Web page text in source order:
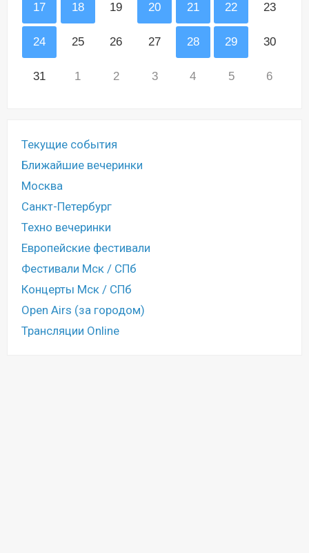
17 18 19 20 21 22 23
24 25 26 27 28 29 30
31 1 2 3 4 5 6
Текущие события
Ближайшие вечеринки
Москва
Санкт-Петербург
Техно вечеринки
Европейские фестивали
Фестивали Мск / СПб
Концерты Мск / СПб
Open Airs (за городом)
Трансляции Online